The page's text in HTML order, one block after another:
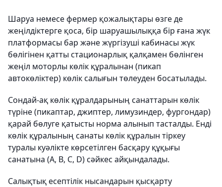
Шаруа немесе фермер қожалықтары өзге де
жеңілдіктерге қоса, бір шаруашылыққа бір ғана жүк
платформасы бар және жүргізуші кабинасы жүк
бөлігінен қатты стационарлық қалқамен бөлінген
жеңіл моторлы көлік құралынан (пикап
автокөліктер) көлік салығын төлеуден босатылады.
Сондай-ақ көлік құралдарының санаттарын көлік
түріне (пикаптар, джиптер, лимузиндер, фургондар)
қарай бөлуге қатысты норма алынып тасталды. Енді
көлік құралының санаты көлік құралын тіркеу
туралы куәлікте көрсетілген басқару құқығы
санатына (A, B, C, D) сәйкес айқындалады.
Салықтық есептілік нысандарын қысқарту